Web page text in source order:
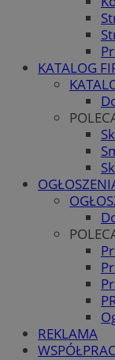
KATALOG
REKLAMA